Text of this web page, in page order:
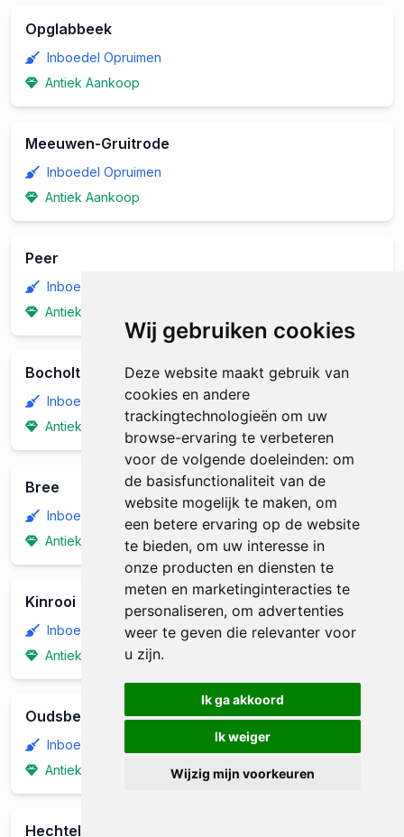
Wij gebruiken cookies
Deze website maakt gebruik van
cookies en andere
trackingtechnologieën om uw
browse-ervaring te verbeteren
voor de volgende doeleinden: om
de basisfunctionaliteit van de
website mogelijk te maken, om
een betere ervaring op de website
te bieden, om uw interesse in
onze producten en diensten te
meten en marketinginteracties te
personaliseren, om advertenties
weer te geven die relevanter voor
u zijn.
Ik ga akkoord
Ik weiger
Wijzig mijn voorkeuren
Opglabbeek
Inboedel Opruimen
Antiek Aankoop
Meeuwen-Gruitrode
Inboedel Opruimen
Antiek Aankoop
Peer
Inboedel Opruimen
Antiek Aankoop
Bocholt
Inboedel Opruimen
Antiek Aankoop
Bree
Inboedel Opruimen
Antiek Aankoop
Kinrooi
Inboedel Opruimen
Antiek Aankoop
Oudsbergen
Inboedel Opruimen
Antiek Aankoop
Hechtel-Eksel